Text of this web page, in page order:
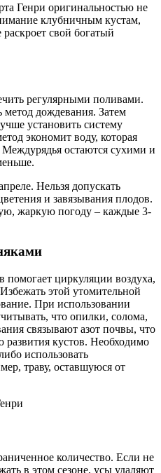
Генри оригинальностью не
клубничным кустам,
свой богатый
регулярными поливами.
дождевания. Затем
установить систему
экономит воду, которая
Междурядья остаются сухими и
Нельзя допускать
и завязывания плодов.
жаркую погоду – каждые 3-
циркуляции воздуха,
этой утомительной
При использовании
что опилки, солома,
связывают азот почвы, что
кустов. Необходимо
использовать
траву, оставшуюся от
количество. Если не
в этом сезоне, усы удаляют